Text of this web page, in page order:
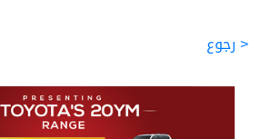
< رجوع